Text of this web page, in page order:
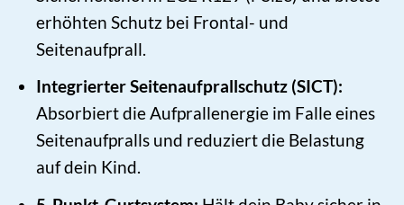
erhöhten Schutz bei Frontal- und
Seitenaufprall.
Integrierter Seitenaufprallschutz (SICT):
Absorbiert die Aufprallenergie im Falle eines
Seitenaufpralls und reduziert die Belastung
auf dein Kind.